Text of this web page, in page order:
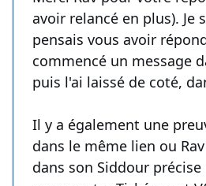
avoir relancé en plus). Je
pensais vous avoir
commencé un message
puis l'ai laissé de coté,
Il y a également une
dans le même lien ou
dans son Siddour